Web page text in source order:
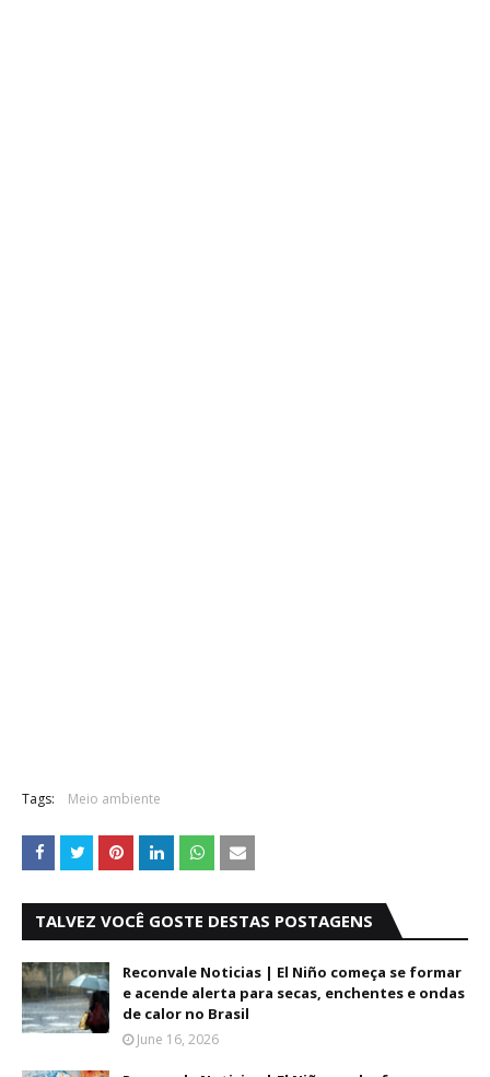
Tags: Meio ambiente
TALVEZ VOCÊ GOSTE DESTAS POSTAGENS
Reconvale Noticias | El Niño começa se formar
e acende alerta para secas, enchentes e ondas
de calor no Brasil
June 16, 2026